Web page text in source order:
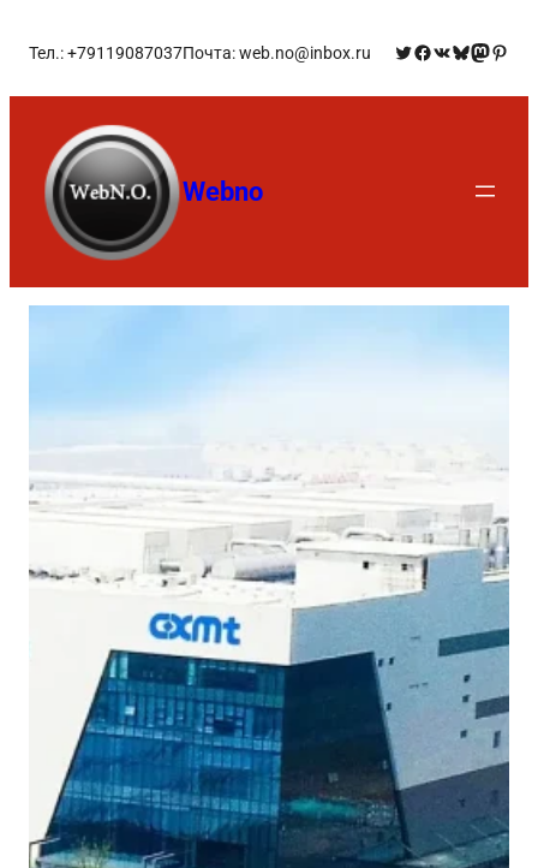
Тел.: +79119087037Почта: web.no@inbox.ru
Webno